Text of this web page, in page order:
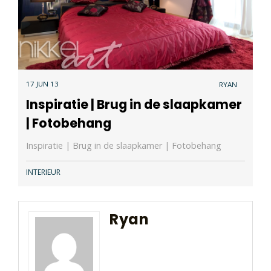
17 JUN 13 RYAN
Inspiratie | Brug in de slaapkamer
| Fotobehang
Inspiratie | Brug in de slaapkamer | Fotobehang
INTERIEUR
Ryan